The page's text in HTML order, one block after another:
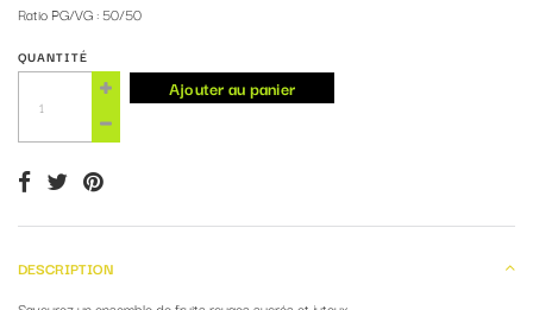
Ratio PG/VG : 50/50
QUANTITÉ
Ajouter au panier
DESCRIPTION